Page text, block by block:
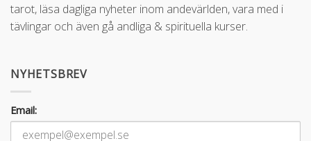
tarot, läsa dagliga nyheter inom andevärlden, vara med i
tävlingar och även gå andliga & spirituella kurser.
NYHETSBREV
Email: